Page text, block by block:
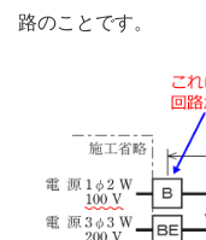
路のことです。